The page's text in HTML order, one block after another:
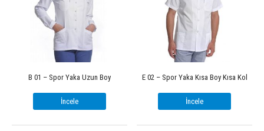
B 01 – Spor Yaka Uzun Boy
İncele
E 02 – Spor Yaka Kısa Boy Kısa Kol
İncele